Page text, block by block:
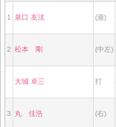
1 泉口 友汰 (遊)
2 松本 剛 (中左)
大城 卓三 打
3 丸 佳浩 (右)